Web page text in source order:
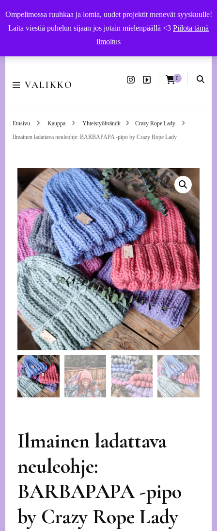
Ompelimossa ruuhkaa ja lomia, uudet projektit menevät syyskuulle!
Laita viestiä puhelun sijaan jos jotain mielenpäällä <3 Piilota tämä
ilmoitus
VALIKKO
0
Etusivu Kauppa Yhteistyöbrändit
Crazy Rope Lady
Ilmainen ladattava neuleohje: BARBAPAPA -pipo by Crazy Rope Lady
Ilmainen ladattava
neuleohje:
BARBAPAPA -pipo
by Crazy Rope Lady